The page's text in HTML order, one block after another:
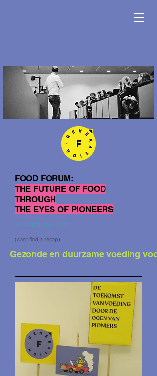
FOOD FORUM:
THE FUTURE OF FOOD
THROUGH
THE EYES OF PIONEERS
24 FEBRUARY 2020
(can't find a recap)
Gezonde en duurzame voeding